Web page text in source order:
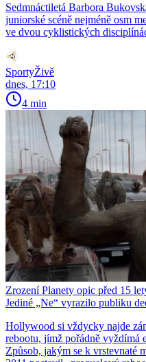
Sedmnáctiletá Barbora
juniorské scéně nejméně osm
ve dvou cyklistických
SportyŽivě
dnes, 17:10
4 min
Zrození Planety opic před 15
Jediné „Ne“ vyrazilo publiku
Hollywood si vždycky najde
rebootu, jímž pořádně vyždímá
Způsob, jakým se k vrstevnaté